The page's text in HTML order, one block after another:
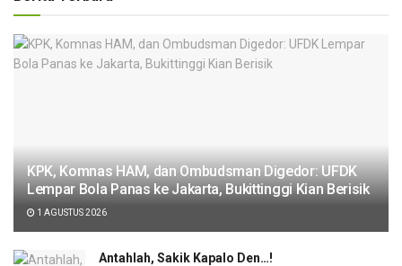
KPK, Komnas HAM, dan Ombudsman Digedor: UFDK
Lempar Bola Panas ke Jakarta, Bukittinggi Kian Berisik
1 AGUSTUS 2026
Antahlah, Sakik Kapalo Den…!